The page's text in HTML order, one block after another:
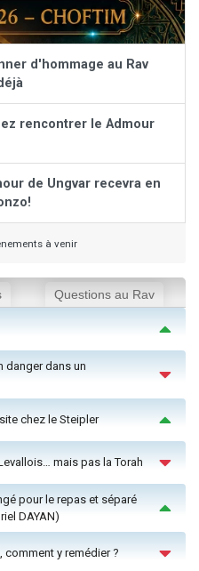
d'hommage au Rav
rencontrer le Admour
de Ungvar recevra en
à venir
Questions au Rav
danger dans un
chez le Steipler
mais pas la Torah
pour le repas et séparé
DAYAN)
y remédier ?